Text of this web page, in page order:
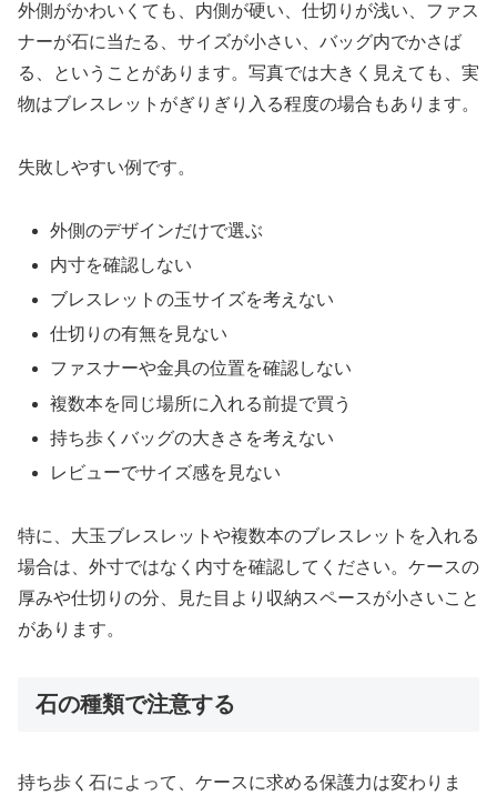
外側がかわいくても、内側が硬い、仕切りが浅い、ファス
ナーが石に当たる、サイズが小さい、バッグ内でかさば
る、ということがあります。写真では大きく見えても、実
物はブレスレットがぎりぎり入る程度の場合もあります。
失敗しやすい例です。
外側のデザインだけで選ぶ
内寸を確認しない
ブレスレットの玉サイズを考えない
仕切りの有無を見ない
ファスナーや金具の位置を確認しない
複数本を同じ場所に入れる前提で買う
持ち歩くバッグの大きさを考えない
レビューでサイズ感を見ない
特に、大玉ブレスレットや複数本のブレスレットを入れる
場合は、外寸ではなく内寸を確認してください。ケースの
厚みや仕切りの分、見た目より収納スペースが小さいこと
があります。
石の種類で注意する
持ち歩く石によって、ケースに求める保護力は変わりま